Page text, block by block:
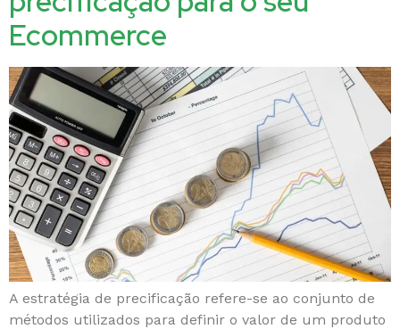
Ecommerce
A estratégia de precificação refere-se ao conjunto de
métodos utilizados para definir o valor de um produto